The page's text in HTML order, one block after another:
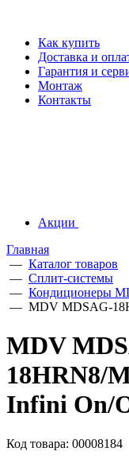
Как купить
Доставка и
Гарантия и
Монтаж
Контакты
Акции
Главная
— Каталог товаров
— Сплит-системы
— Кондиционеры
— MDV MDSAG-
MDV
18HRN8/
Infini On/
Код товара: 00008184